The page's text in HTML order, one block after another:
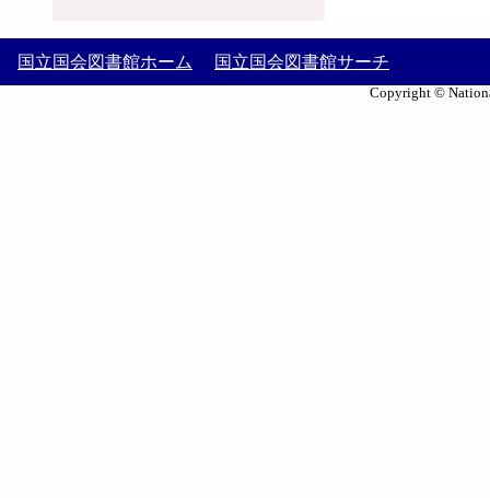
国立国会図書館ホーム 国立国会図書館サーチ
Copyright ©